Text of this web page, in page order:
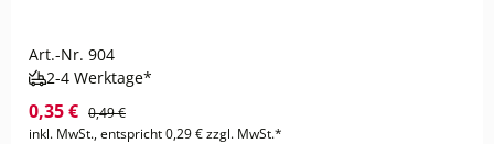
Art.-Nr. 904
2-4 Werktage*
0,35 € 0,49 €
inkl. MwSt., entspricht 0,29 € zzgl. MwSt.*